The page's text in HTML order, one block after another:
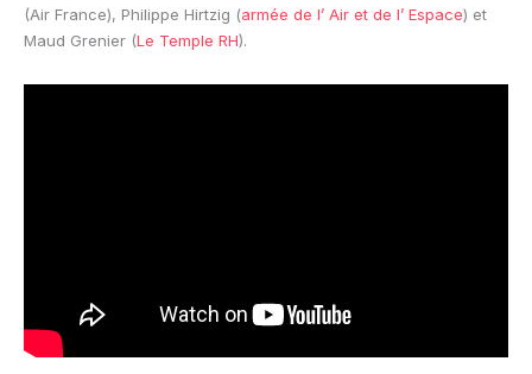
(Air France), Philippe Hirtzig (armée de l’ Air et de l’ Espace) et
Maud Grenier (Le Temple RH).